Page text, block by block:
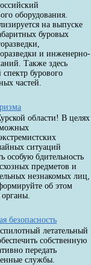
оборудования.
на выпуске
буровых
и инженерно-
Также здесь
бурового
частей.
области! В целях
ситуаций
особую бдительность
предметов и
незнакомых лиц,
об этом
органы.
безопасность
летательный
собственную
передать
службы.